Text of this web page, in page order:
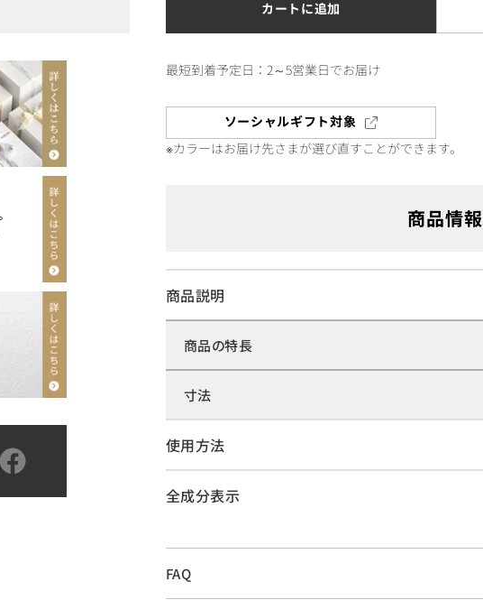
カートに追加
最短到着予定日：2～5営業日でお届け
ソーシャルギフト対象
※カラーはお届け先さまが選び直すことができます。
商品情報
商品説明
商品の特長
寸法
使用方法
全成分表示
FAQ